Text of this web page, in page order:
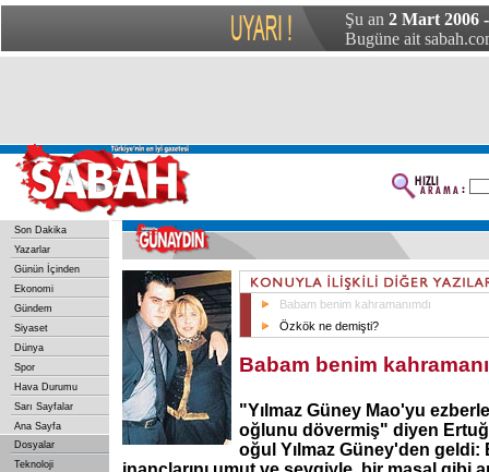
Şu an 2 Mart 2006
Bugüne ait
Son Dakika
Yazarlar
Günün İçinden
Ekonomi
Gündem
Siyaset
Dünya
Spor
Hava Durumu
Sarı Sayfalar
Ana Sayfa
Dosyalar
Teknoloji
Babam benim kahramanımdı
Özkök ne demişti?
Babam benim
"Yılmaz Güney Mao'yu
oğlunu dövermiş" diyen
oğul Yılmaz Güney'den geldi: